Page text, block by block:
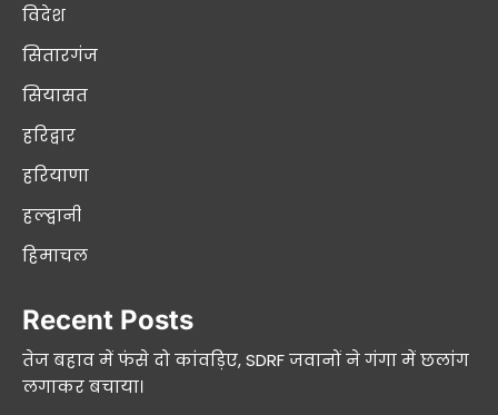
विदेश
सितारगंज
सियासत
हरिद्वार
हरियाणा
हल्द्वानी
हिमाचल
Recent Posts
तेज बहाव में फंसे दो कांवड़िए, SDRF जवानों ने गंगा में छलांग
लगाकर बचाया।